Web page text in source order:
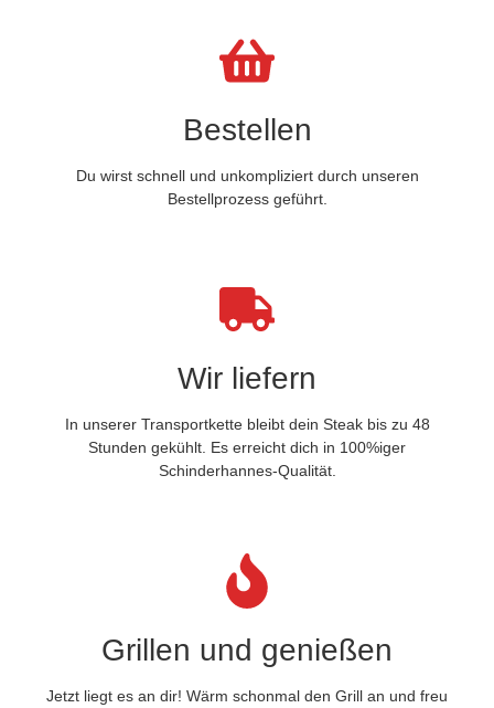
Bestellen
Du wirst schnell und unkompliziert durch unseren
Bestellprozess geführt.
Wir liefern
In unserer Transportkette bleibt dein Steak bis zu 48
Stunden gekühlt. Es erreicht dich in 100%iger
Schinderhannes-Qualität.
Grillen und genießen
Jetzt liegt es an dir! Wärm schonmal den Grill an und freu